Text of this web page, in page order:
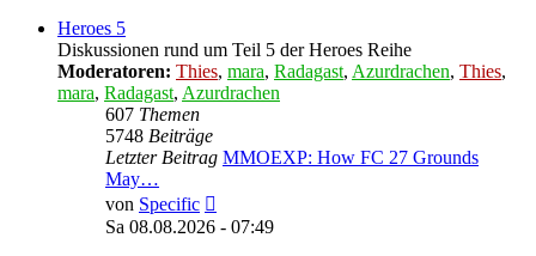
Heroes 5
Diskussionen rund um Teil 5 der Heroes Reihe
Moderatoren: Thies, mara, Radagast, Azurdrachen, Thies,
mara, Radagast, Azurdrachen
607 Themen
5748 Beiträge
Letzter Beitrag MMOEXP: How FC 27 Grounds
May…
von Specific
Beitrag
Sa 08.08.2026 - 07:49